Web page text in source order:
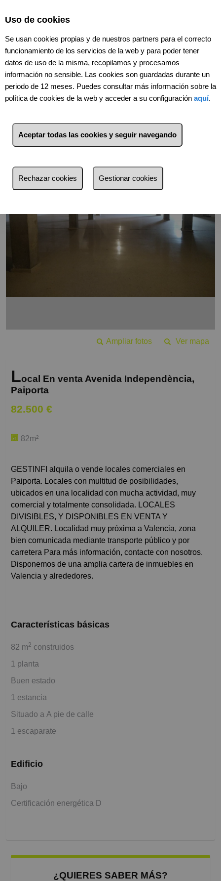
Volver
Ver mapa
Ampliar fotos
Local En venta Avenida Independència,
Paiporta
82.500 €
82m²
GESTINFI alquila o vende locales comerciales en
Paiporta. Locales con multitud de posibilidades,
ubicados en una localidad con mucha actividad, muy
comercial y totalmente consolidada. LOCALES
DIVISIBLES, Y DISPONIBLES EN VENTA Y
ALQUILER. Localidad muy próxima a Valencia, zona
bien comunicada mediante transporte público y por
carretera Para más información, contacte con nosotros.
Disponemos de una amplia cartera de inmuebles en
Valencia y alrededores.
Características básicas
82 m2 construidos
1 planta
Buen estado
1 estancia
Situado a A pie de calle
1 escaparate
Edificio
Bajo
Certificación energética D
¿QUIERES SABER MÁS?
Uso de cookies
Se usan cookies propias y de nuestros partners para el correcto
funcionamiento de los servicios de la web y para poder tener
datos de uso de la misma, recopilamos y procesamos
información no sensible. Las cookies son guardadas durante un
periodo de 12 meses. Puedes consultar más información sobre la
política de cookies de la web y acceder a su configuración aquí.
Aceptar todas las cookies y seguir navegando
Rechazar cookies Gestionar cookies